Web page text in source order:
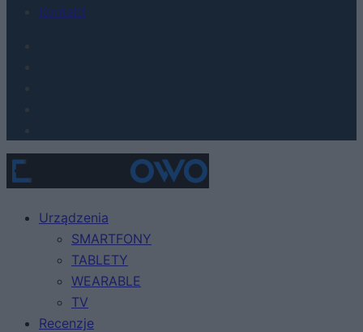
Kontakt
Urządzenia
SMARTFONY
TABLETY
WEARABLE
TV
Recenzje